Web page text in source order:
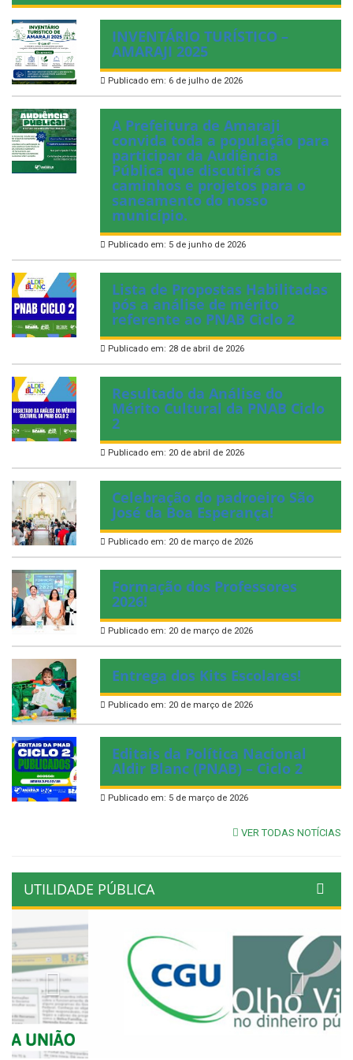
INVENTÁRIO TURÍSTICO –
AMARAJI 2025
Publicado em: 6 de julho de 2026
A Prefeitura de Amaraji
convida toda a população para
participar da Audiência
Pública que discutirá os
caminhos e projetos para o
saneamento do nosso
município.
Publicado em: 5 de junho de 2026
Lista de Propostas Habilitadas
pós a análise de mérito
referente ao PNAB Ciclo 2
Publicado em: 28 de abril de 2026
Resultado da Análise do
Mérito Cultural da PNAB Ciclo
2
Publicado em: 20 de abril de 2026
Celebração do padroeiro São
José da Boa Esperança!
Publicado em: 20 de março de 2026
Formação dos Professores
2026!
Publicado em: 20 de março de 2026
Entrega dos Kits Escolares!
Publicado em: 20 de março de 2026
Editais da Política Nacional
Aldir Blanc (PNAB) – Ciclo 2
Publicado em: 5 de março de 2026
VER TODAS NOTÍCIAS
UTILIDADE PÚBLICA
Previous Next